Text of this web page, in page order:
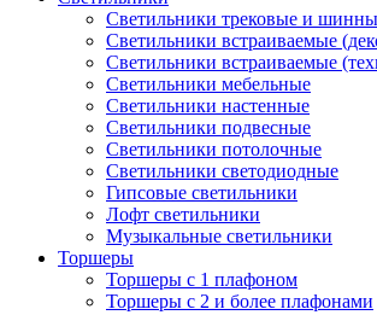
Светильники трековые и
Светильники встраиваемые
Светильники встраиваемые
Светильники мебельные
Светильники настенные
Светильники подвесные
Светильники потолочные
Светильники светодиодные
Гипсовые светильники
Лофт светильники
Музыкальные светильники
Торшеры
Торшеры с 1 плафоном
Торшеры с 2 и более плафонами